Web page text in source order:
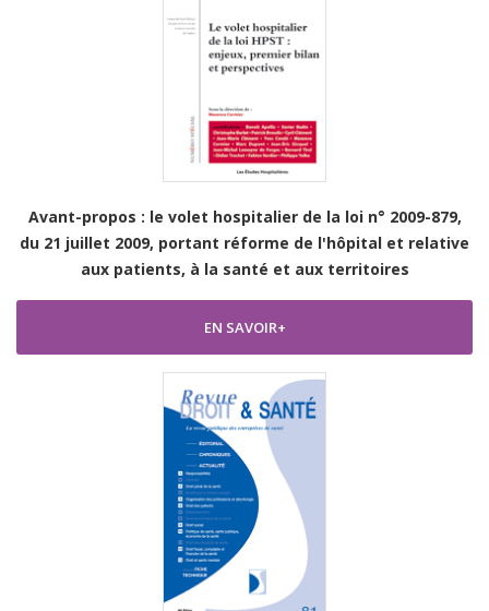
Avant-propos : le volet hospitalier de la loi n° 2009-879,
du 21 juillet 2009, portant réforme de l'hôpital et relative
aux patients, à la santé et aux territoires
EN SAVOIR+